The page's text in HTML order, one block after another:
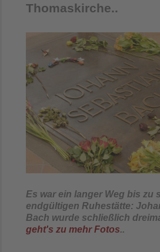
Thomaskirche..
Es war ein langer Weg bis zu
endgültigen Ruhestätte:
Bach wurde schließlich
geht's zu mehr Fotos..